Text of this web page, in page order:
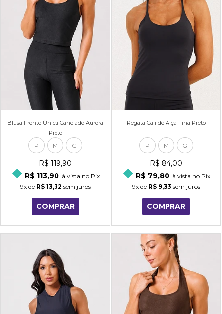
Blusa Frente Única Canelado Aurora
Preto
P M G
R$ 119,90
R$ 113,90 à vista no Pix
9xde R$ 13,32 sem juros
COMPRAR
Regata Cali de Alça Fina Preto
P M G
R$ 84,00
R$ 79,80 à vista no Pix
9xde R$ 9,33 sem juros
COMPRAR